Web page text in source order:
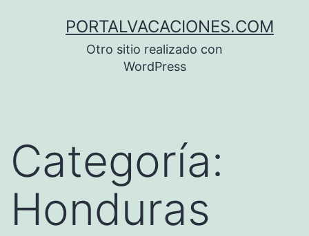
PORTALVACACIONES.COM
Otro sitio realizado con
WordPress
Categoría:
Honduras